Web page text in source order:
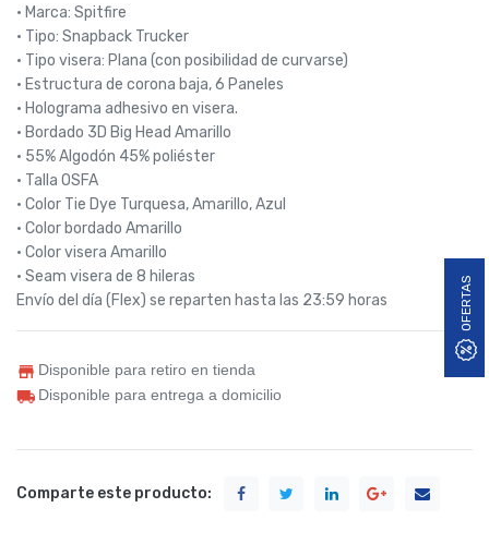
OFERTAS
• Marca: Spitfire
• Tipo: Snapback Trucker
• Tipo visera: Plana (con posibilidad de curvarse)
• Estructura de corona baja, 6 Paneles
• Holograma adhesivo en visera.
• Bordado 3D Big Head Amarillo
• 55% Algodón 45% poliéster
• Talla OSFA
• Color Tie Dye Turquesa, Amarillo, Azul
• Color bordado Amarillo
• Color visera Amarillo
• Seam visera de 8 hileras
Envío del día (Flex) se reparten hasta las 23:59 horas
Disponible para retiro en tienda
Disponible para entrega a domicilio
Comparte este producto: